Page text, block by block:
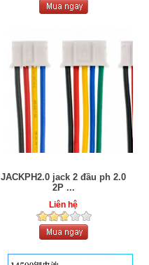
JACKPH2.0 jack 2 đầu ph 2.0
2P ...
Liên hệ